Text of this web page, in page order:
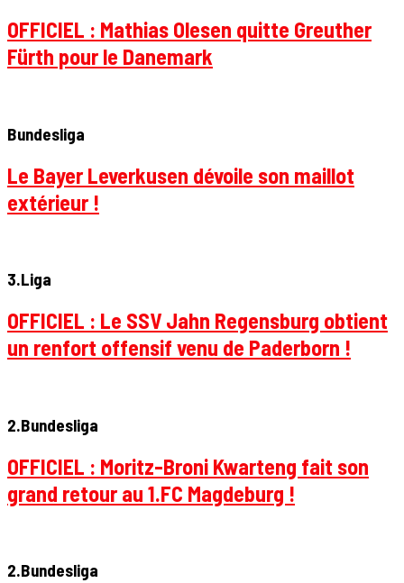
OFFICIEL : Mathias Olesen quitte Greuther
Fürth pour le Danemark
Bundesliga
Le Bayer Leverkusen dévoile son maillot
extérieur !
3.Liga
OFFICIEL : Le SSV Jahn Regensburg obtient
un renfort offensif venu de Paderborn !
2.Bundesliga
OFFICIEL : Moritz-Broni Kwarteng fait son
grand retour au 1.FC Magdeburg !
2.Bundesliga